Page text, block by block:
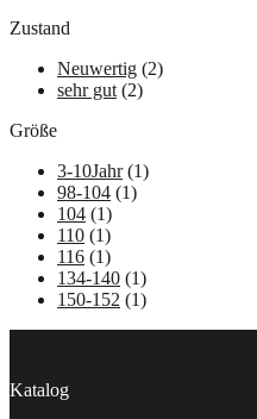
Zustand
Neuwertig (2)
sehr gut (2)
Größe
3-10Jahr (1)
98-104 (1)
104 (1)
110 (1)
116 (1)
134-140 (1)
150-152 (1)
Katalog